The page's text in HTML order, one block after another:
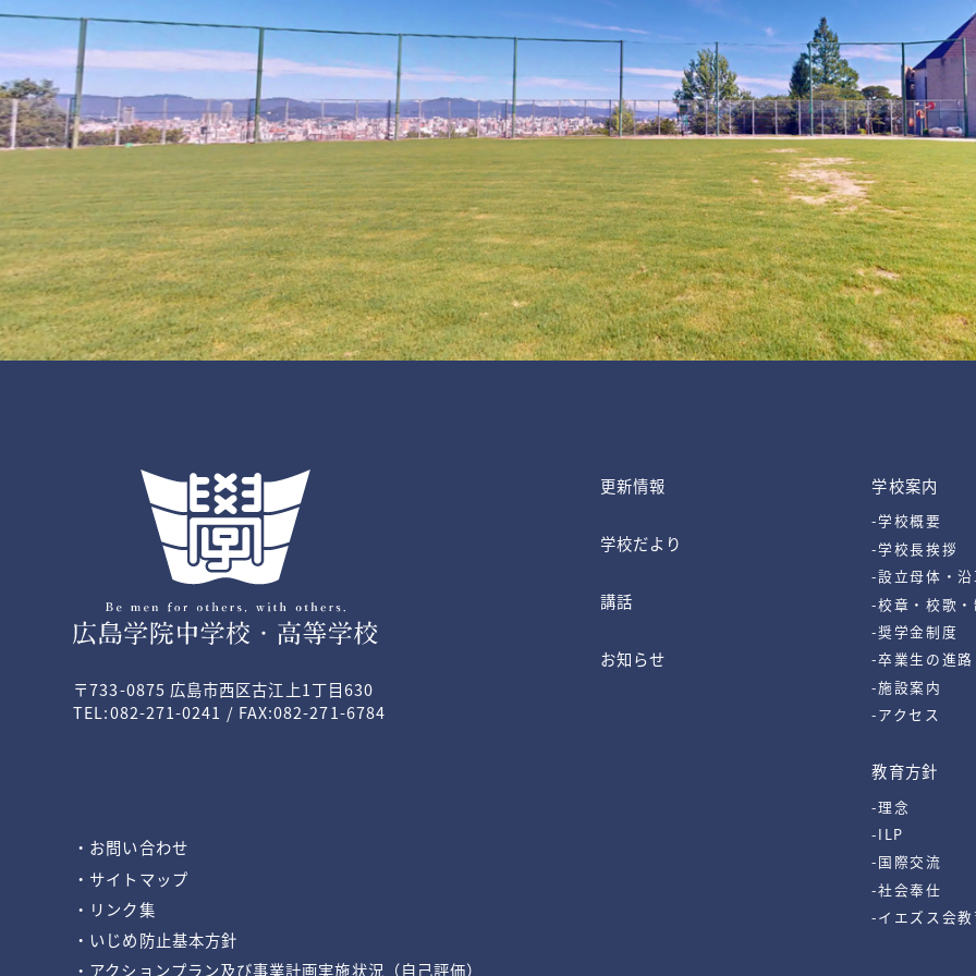
〒733-0875 広島市西区古江上1丁目630
TEL:082-271-0241 / FAX:082-271-6784
・お問い合わせ
・サイトマップ
・リンク集
・いじめ防止基本方針
・アクションプラン及び事業計画実施状況（自己評価）
更新情報
学校だより
講話
お知らせ
学校案内
-学校概要
-学校長挨拶
-設立母体・
-校章・校歌
-奨学金制度
-卒業生の進路
-施設案内
-アクセス
教育方針
-理念
-ILP
-国際交流
-社会奉仕
-イエズス会